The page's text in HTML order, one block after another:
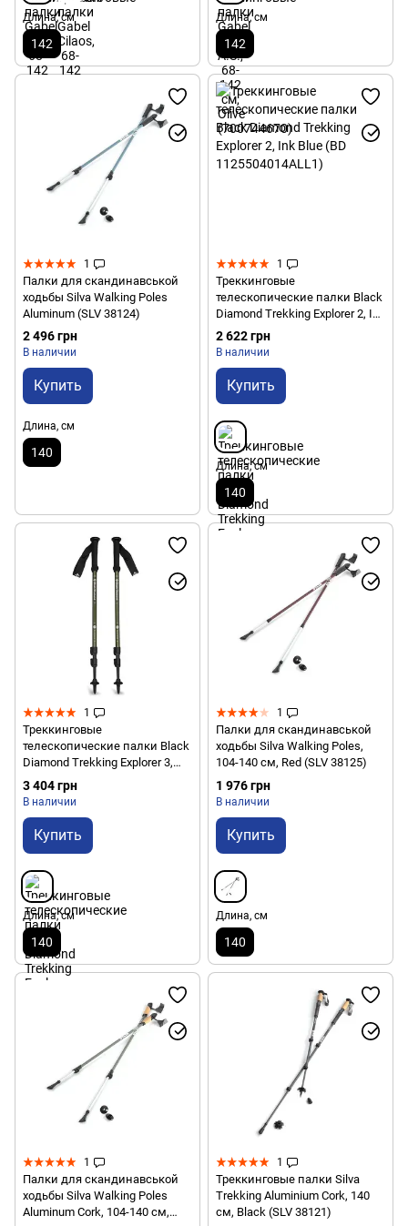
Длина, см
142
Длина, см
142
1
Палки для скандинавськой
ходьбы Silva Walking Poles
Aluminum (SLV 38124)
2 496 грн
В наличии
Купить
Длина, см
140
1
Треккинговые
телескопические палки Black
Diamond Trekking Explorer 2, Ink
Blue (BD 1125504014ALL1)
2 622 грн
В наличии
Купить
Длина, см
140
1
Треккинговые
телескопические палки Black
Diamond Trekking Explorer 3,
Tundra (BD 1125513010ALL1)
3 404 грн
В наличии
Купить
Длина, см
140
1
Палки для скандинавськой
ходьбы Silva Walking Poles,
104-140 см, Red (SLV 38125)
1 976 грн
В наличии
Купить
Длина, см
140
1
Палки для скандинавськой
ходьбы Silva Walking Poles
Aluminum Cork, 104-140 см,
1
Треккинговые палки Silva
Trekking Aluminium Cork, 140
см, Black (SLV 38121)